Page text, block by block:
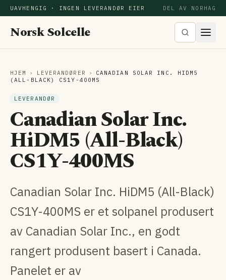
UAVHENGIG · INGEN LEVERANDØR EIER DEL AV NORHAG
Norsk Solcelle
HJEM › LEVERANDØRER ›
CANADIAN SOLAR INC. HIDM5
(ALL-BLACK) CS1Y-400MS
LEVERANDØR
Canadian Solar Inc.
HiDM5 (All-Black)
CS1Y-400MS
Canadian Solar Inc. HiDM5 (All-Black)
CS1Y-400MS er et solpanel produsert
av Canadian Solar Inc., en godt
rangert produsent basert i Canada.
Panelet er av